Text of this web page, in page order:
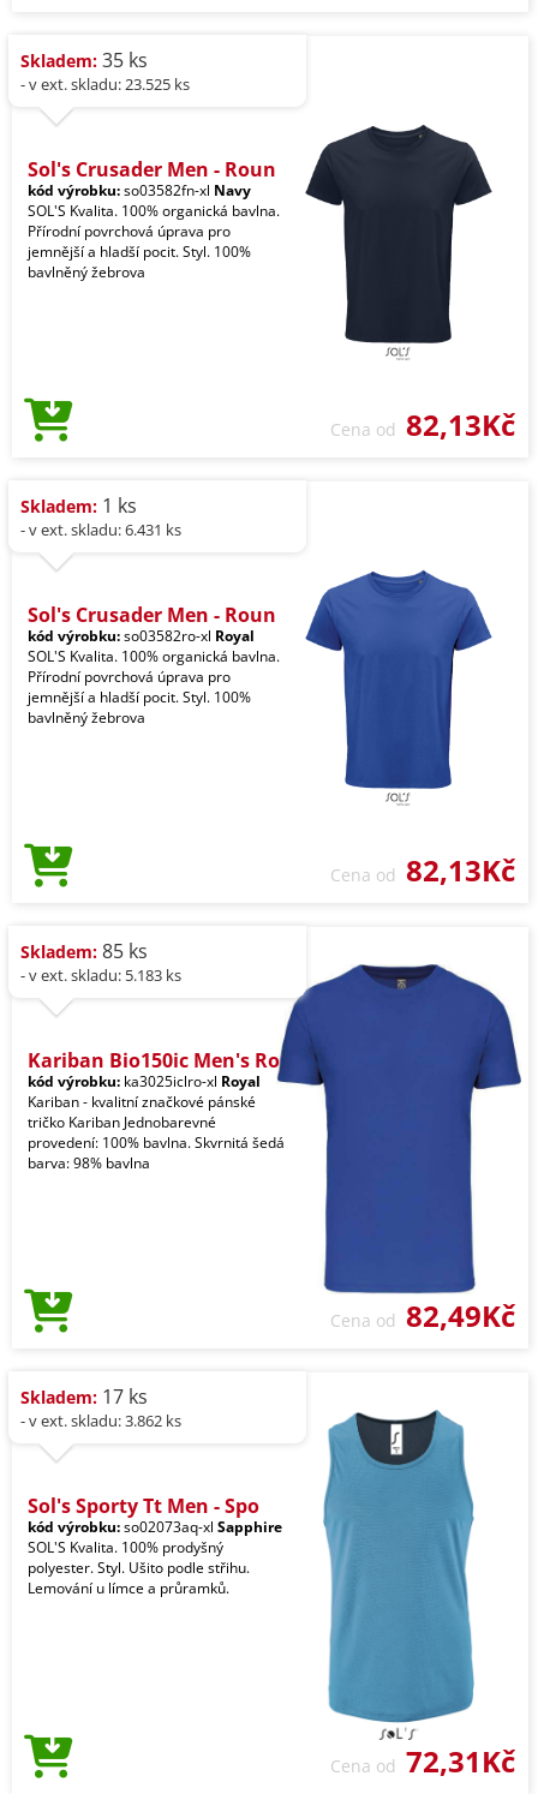
Skladem: 35 ks
- v ext. skladu: 23.525 ks
Sol's Crusader Men - Roun
kód výrobku:so03582fn-xl Navy
SOL'S Kvalita. 100% organická bavlna.
Přírodní povrchová úprava pro
jemnější a hladší pocit. Styl. 100%
bavlněný žebrova
Cena od 82,13Kč
Skladem: 1 ks
- v ext. skladu: 6.431 ks
Sol's Crusader Men - Roun
kód výrobku:so03582ro-xl Royal
SOL'S Kvalita. 100% organická bavlna.
Přírodní povrchová úprava pro
jemnější a hladší pocit. Styl. 100%
bavlněný žebrova
Cena od 82,13Kč
Skladem: 85 ks
- v ext. skladu: 5.183 ks
Kariban Bio150ic Men's Ro
kód výrobku: ka3025iclro-xl Royal
Kariban - kvalitní značkové pánské
tričko Kariban Jednobarevné
provedení: 100% bavlna. Skvrnitá šedá
barva: 98% bavlna
Cena od 82,49Kč
Skladem: 17 ks
- v ext. skladu: 3.862 ks
Sol's Sporty Tt Men - Spo
kód výrobku:so02073aq-xl Sapphire
SOL'S Kvalita. 100% prodyšný
polyester. Styl. Ušito podle střihu.
Lemování u límce a průramků.
Cena od 72,31Kč